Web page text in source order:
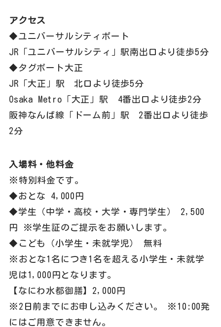
アクセス
◆ユニバーサルシティポート
JR「ユニバーサルシティ」駅南出口より徒歩5分
◆タグボート大正
JR「大正」駅 北口より徒歩5分
Osaka Metro「大正」駅 4番出口より徒歩2分
阪神なんば線「ドーム前」駅 2番出口より徒歩
2分
入場料・他料金
※特別料金です。
◆おとな 4,000円
◆学生（中学・高校・大学・専門学生） 2,500
円 ※学生証のご提示をお願いします。
◆こども（小学生・未就学児） 無料
※おとな1名につき1名を超える小学生・未就学
児は1,000円となります。
【なにわ水都御膳】2,000円
※2日前までにお申し込みください。 ※10:00発
にはご用意できません。